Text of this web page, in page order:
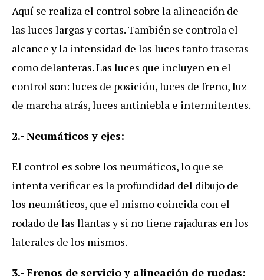
Aquí se realiza el control sobre la alineación de
las luces largas y cortas. También se controla el
alcance y la intensidad de las luces tanto traseras
como delanteras. Las luces que incluyen en el
control son: luces de posición, luces de freno, luz
de marcha atrás, luces antiniebla e intermitentes.
2.- Neumáticos y ejes:
El control es sobre los neumáticos, lo que se
intenta verificar es la profundidad del dibujo de
los neumáticos, que el mismo coincida con el
rodado de las llantas y si no tiene rajaduras en los
laterales de los mismos.
3.- Frenos de servicio y alineación de ruedas: